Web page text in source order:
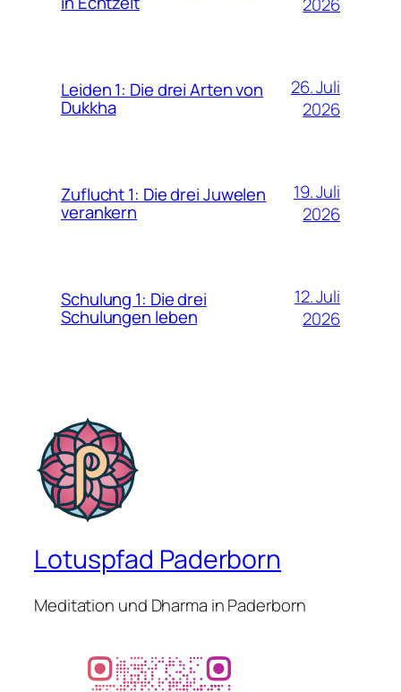
Leiden 1: Die drei Arten von
Dukkha
26. Juli
2026
Zuflucht 1: Die drei Juwelen
verankern
19. Juli
2026
Schulung 1: Die drei
Schulungen leben
12. Juli
2026
Lotuspfad Paderborn
Meditation und Dharma in Paderborn